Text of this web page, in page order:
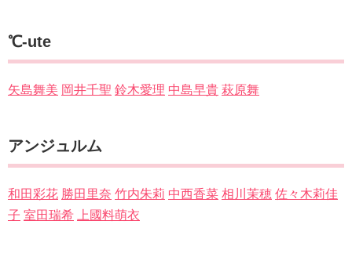
℃-ute
矢島舞美 岡井千聖 鈴木愛理 中島早貴 萩原舞
アンジュルム
和田彩花 勝田里奈 竹内朱莉 中西香菜 相川茉穂 佐々木莉佳
子 室田瑞希 上國料萌衣